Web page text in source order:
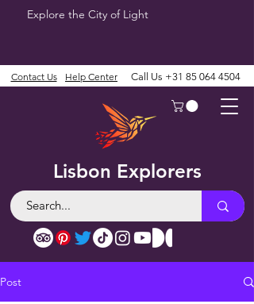
Explore the City of Light
Lisbon Explorers
Contact Us Help Center Call Us +31 85 064 4504
Post